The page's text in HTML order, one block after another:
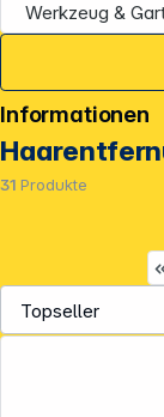
Werkzeug &
31 Produkte
Informationen